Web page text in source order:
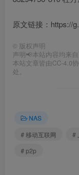
原文链接：https://
© 版权声明
声明📢本站内容均来
本站文章皆由CC-4.0
处。
NAS
# 移动互联网
#
# p2p